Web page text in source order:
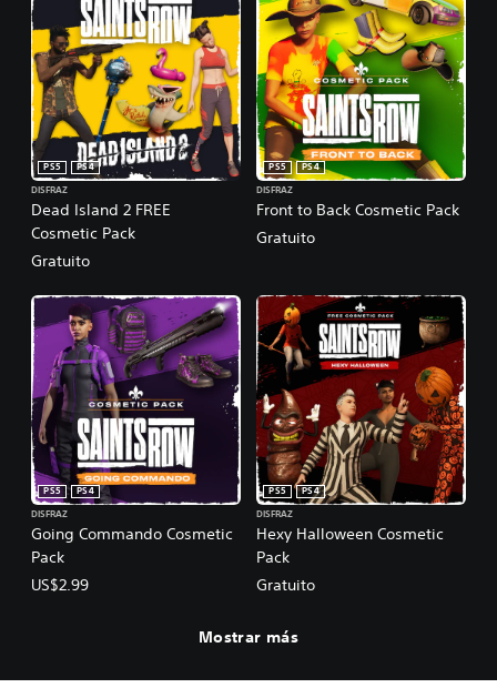
Dead Island 2 FREE
Cosmetic Pack
PS5
PS4
DISFRAZ
Gratuito
Front to Back Cosmetic Pack
PS5
PS4
DISFRAZ
Gratuito
Going Commando Cosmetic
Pack
PS5
PS4
DISFRAZ
US$2.99
Hexy Halloween Cosmetic
Pack
PS5
PS4
DISFRAZ
Gratuito
Mostrar más